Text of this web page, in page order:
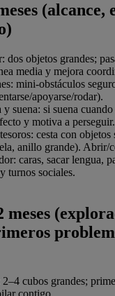
dos objetos grandes;
media y mejora
mini-obstáculos
apoyarse/rodar).
y suena: si suena cuando
y motiva a perseguir.
cesta con objetos
anillo grande). Abrir/
caras, sacar lengua,
turnos sociales.
meses
cubos grandes;